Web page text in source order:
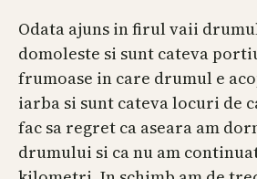
Odata ajuns in firul vaii
domoleste si sunt cateva
frumoase in care drumul e
iarba si sunt cateva locuri de
fac sa regret ca aseara am
drumului si ca nu am